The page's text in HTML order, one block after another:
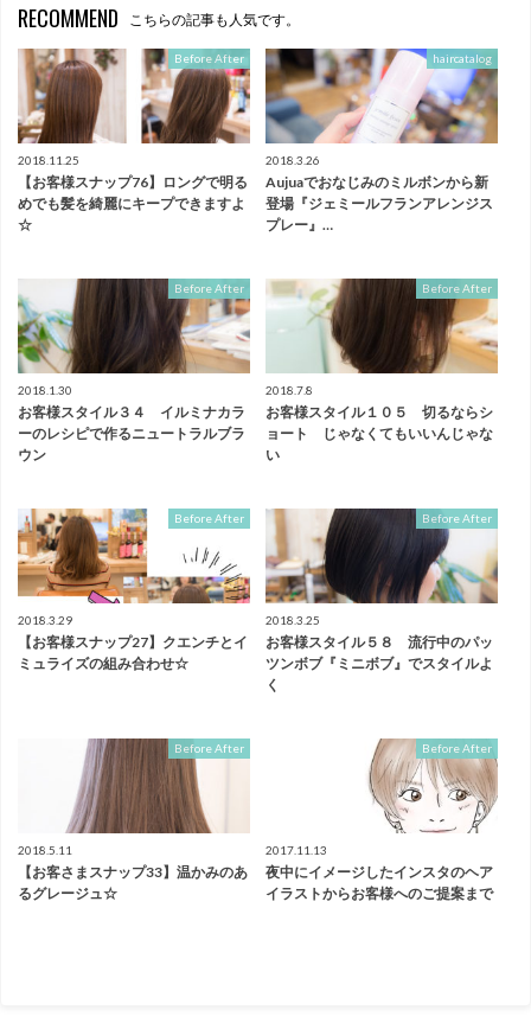
RECOMMEND こちらの記事も人気です。
Before After
2018.11.25
【お客様スナップ76】ロングで明る
めでも髪を綺麗にキープできますよ
☆
haircatalog
2018.3.26
Aujuaでおなじみのミルボンから新
登場『ジェミールフランアレンジス
プレー』…
Before After
2018.1.30
お客様スタイル３４ イルミナカラ
ーのレシピで作るニュートラルブラ
ウン
Before After
2018.7.8
お客様スタイル１０５ 切るならシ
ョート じゃなくてもいいんじゃな
い
Before After
2018.3.29
【お客様スナップ27】クエンチとイ
ミュライズの組み合わせ☆
Before After
2018.3.25
お客様スタイル５８ 流行中のパッ
ツンボブ『ミニボブ』でスタイルよ
く
Before After
2018.5.11
【お客さまスナップ33】温かみのあ
るグレージュ☆
Before After
2017.11.13
夜中にイメージしたインスタのヘア
イラストからお客様へのご提案まで